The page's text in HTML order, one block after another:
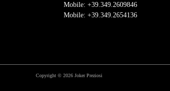
Mobile: +39.349.2609846
Mobile: +39.349.2654136
Copyright © 2026 Joker Preziosi